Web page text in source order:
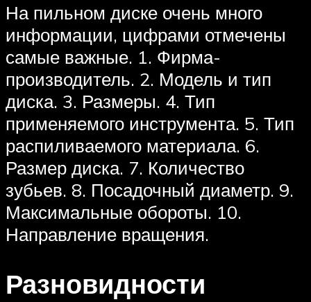
На пильном диске очень много
информации, цифрами отмечены
самые важные. 1. Фирма-
производитель. 2. Модель и тип
диска. 3. Размеры. 4. Тип
применяемого инструмента. 5. Тип
распиливаемого материала. 6.
Размер диска. 7. Количество
зубьев. 8. Посадочный диаметр. 9.
Максимальные обороты. 10.
Направление вращения.
Разновидности